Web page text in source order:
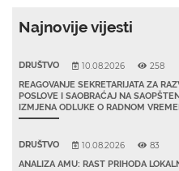
Najnovije vijesti
DRUŠTVO 10.08.2026 258
REAGOVANJE SEKRETARIJATA ZA
POSLOVE I SAOBRAĆAJ NA
IZMJENA ODLUKE O RADNOM
DRUŠTVO 10.08.2026 83
ANALIZA AMU: RAST PRIHODA